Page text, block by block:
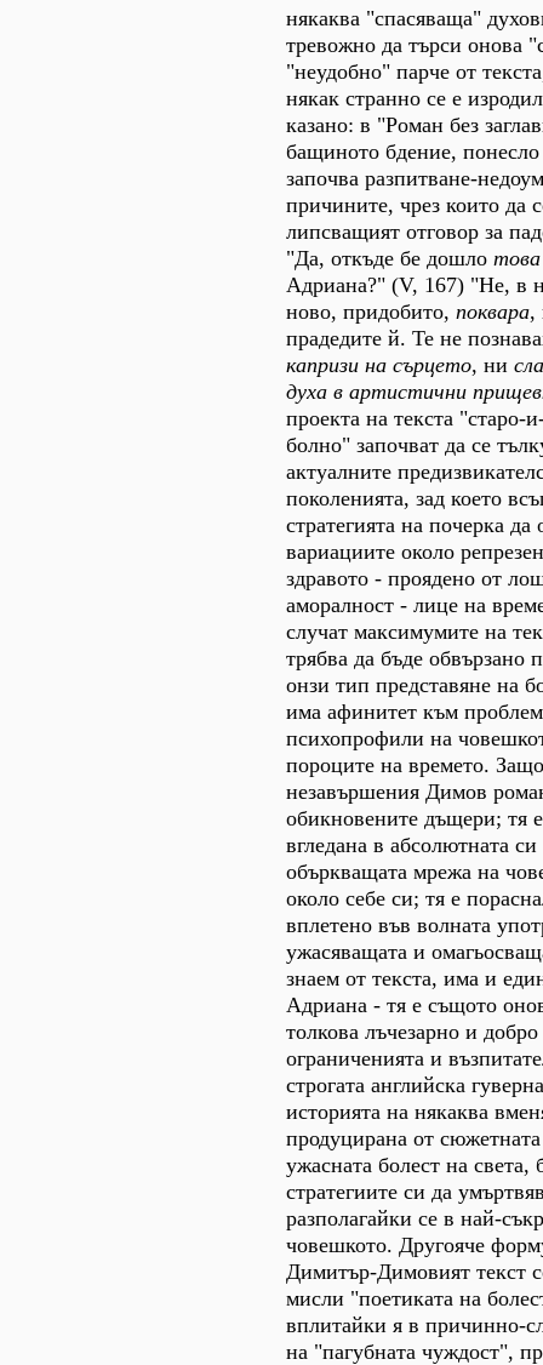
някаква "спасяваща"
тревожно да търси онова
"неудобно" парче от
някак странно се е
казано: в "Роман без
бащиното бдение, понесло
започва разпитване-
причините, чрез които да
липсващият отговор за
"Да, откъде бе дошло това
Адриана?" (V, 167) "Не, в
ново, придобито, поквара,
прадедите й. Те не
капризи на сърцето, ни
духа в артистични
проекта на текста "старо-
болно" започват да се
актуалните
поколенията, зад което
стратегията на почерка да
вариациите около
здравото - проядено от
аморалност - лице на
случат максимумите на
трябва да бъде обвързано
онзи тип представяне на
има афинитет към
психопрофили на
пороците на времето.
незавършения Димов
обикновените дъщери; тя
вгледана в абсолютната си
объркващата мрежа на
около себе си; тя е
вплетено във волната
ужасяващата и
знаем от текста, има и
Адриана - тя е същото
толкова лъчезарно и
ограниченията и
строгата английска
историята на някаква
продуцирана от
ужасната болест на света,
стратегиите си да
разполагайки се в най-
човешкото. Другояче
Димитър-Димовият текст
мисли "поетиката на
вплитайки я в причинно-
на "пагубната чуждост",